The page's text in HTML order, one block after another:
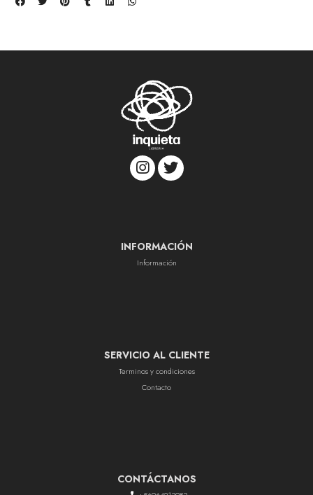
INFORMACIÓN
Información
SERVICIO AL CLIENTE
Terminos y condiciones
Contacto
CONTÁCTANOS